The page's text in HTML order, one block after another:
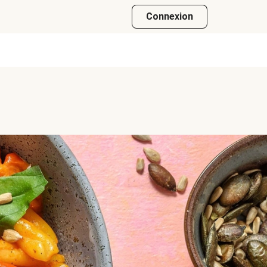
Connexion